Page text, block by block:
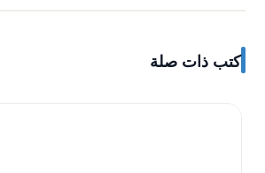
كتب ذات صلة